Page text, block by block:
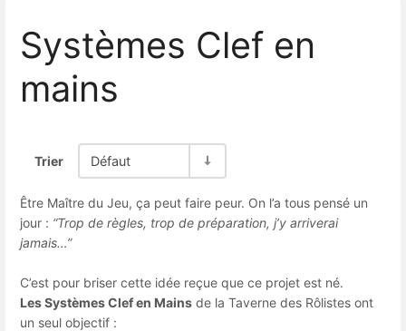
Systèmes Clef en
mains
Trier Défaut
Être Maître du Jeu, ça peut faire peur. On l’a tous pensé un
jour : “Trop de règles, trop de préparation, j’y arriverai
jamais…”
C’est pour briser cette idée reçue que ce projet est né.
Les Systèmes Clef en Mains de la Taverne des Rôlistes ont
un seul objectif :